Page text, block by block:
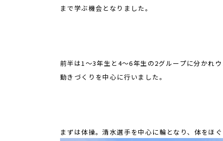
まで学ぶ機会となりました。
前半は1～3年生と4～6年生の2グループに分かれ
動きづくりを中心に行いました。
まずは体操。清水選手を中心に輪となり、体をほぐ